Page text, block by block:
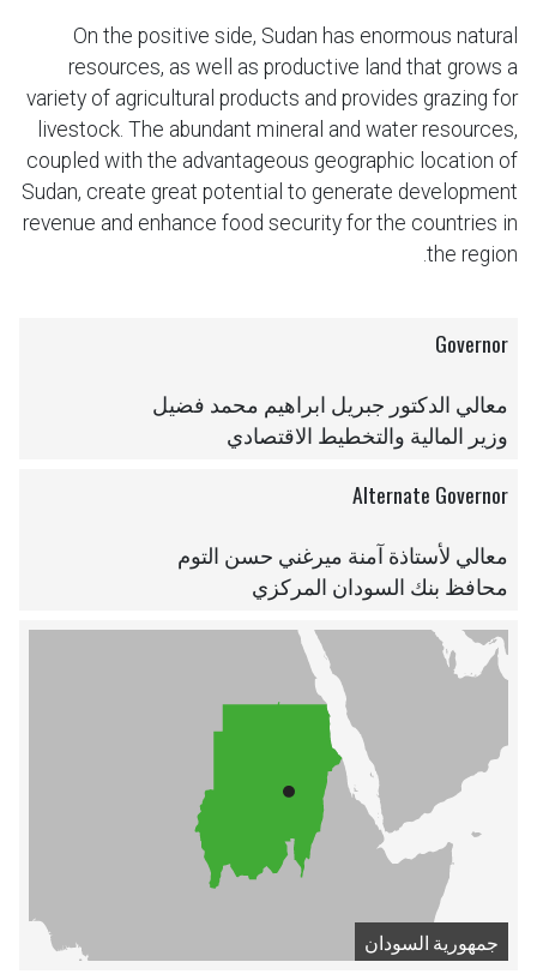
On the positive side, Sudan has enormous natural
resources, as well as productive land that grows a
variety of agricultural products and provides grazing for
livestock. The abundant mineral and water resources,
coupled with the advantageous geographic location of
Sudan, create great potential to generate development
revenue and enhance food security for the countries in
the region.
Governor
معالي الدكتور جبريل ابراهيم محمد فضيل
وزير المالية والتخطيط الاقتصادي
Alternate Governor
معالي لأستاذة آمنة ميرغني حسن التوم
محافظ بنك السودان المركزي
جمهورية السودان